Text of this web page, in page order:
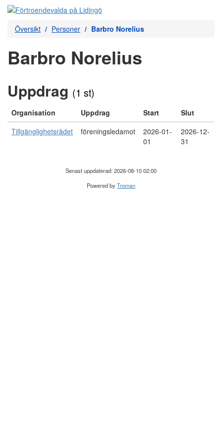
Översikt Personer Barbro Norelius
Barbro Norelius
Uppdrag (1 st)
Organisation Uppdrag Start
Slut
Tillgänglighetsrådet
föreningsledamot
2026-01-
01
2026-12-
31
Senast uppdaterad: 2026-08-10 02:00
Powered byTroman